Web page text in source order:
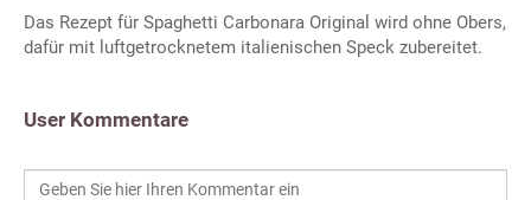
Das Rezept für Spaghetti Carbonara Original wird ohne Obers,
dafür mit luftgetrocknetem italienischen Speck zubereitet.
User Kommentare